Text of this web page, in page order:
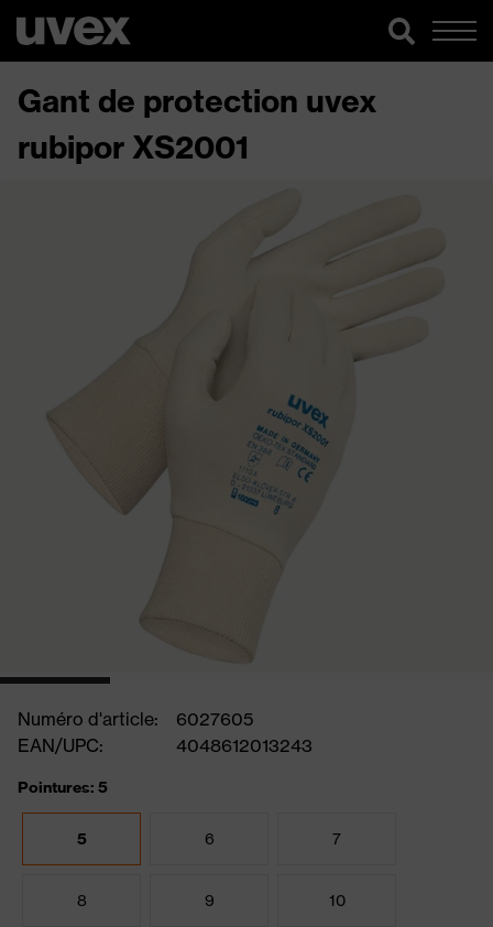
Gant de protection uvex
rubipor XS2001
Numéro d'article:
6027605
EAN/UPC:
4048612013243
Pointures: 5
5 6 7
8 9 10